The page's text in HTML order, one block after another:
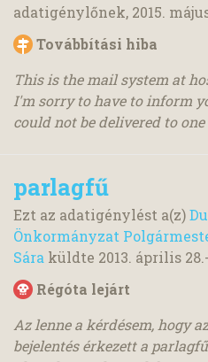
adatigénylőnek, 2015.
Továbbítási hiba
This is the mail system at
I'm sorry to have to inform
could not be delivered to
parlagfű
Ezt az adatigénylést a(z)
Önkormányzat
Sára küldte 2013. április 28.
Régóta lejárt
Az lenne a kérdésem, hogy
bejelentés érkezett a